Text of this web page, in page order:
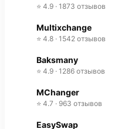
⭐ 4.9 · 1873 отзывов
Multixchange
⭐ 4.8 · 1542 отзывов
Baksmany
⭐ 4.9 · 1286 отзывов
MChanger
⭐ 4.7 · 963 отзывов
EasySwap